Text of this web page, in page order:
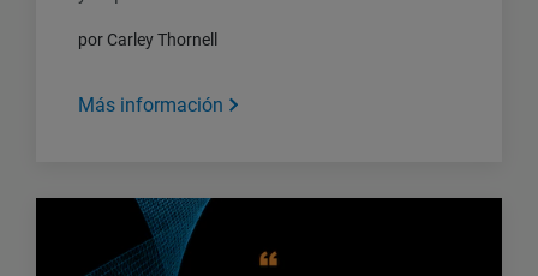
por Carley Thornell
Más información